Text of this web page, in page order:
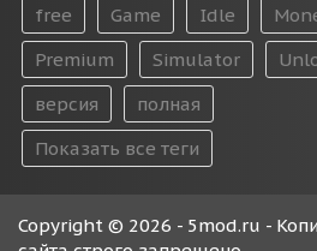
free Game Idle
Premium
Simulator
версия
полная
Показать все теги
Copyright © 2026 - 5mod.ru -